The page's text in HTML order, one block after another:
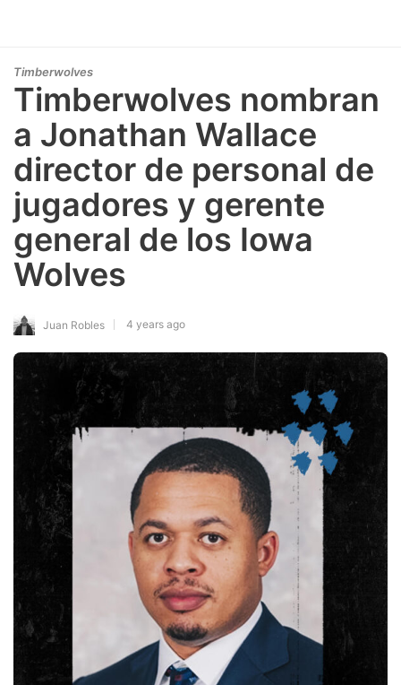
Timberwolves
Timberwolves nombran
a Jonathan Wallace
director de personal de
jugadores y gerente
general de los Iowa
Wolves
Juan Robles 4 years ago